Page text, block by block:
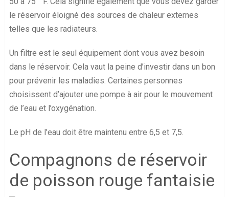
le réservoir éloigné des sources de chaleur externes
telles que les radiateurs.
Un filtre est le seul équipement dont vous avez besoin
dans le réservoir. Cela vaut la peine d’investir dans un bon
pour prévenir les maladies. Certaines personnes
choisissent d’ajouter une pompe à air pour le mouvement
de l’eau et l’oxygénation.
Le pH de l’eau doit être maintenu entre 6,5 et 7,5.
Compagnons de réservoir
de poisson rouge fantaisie